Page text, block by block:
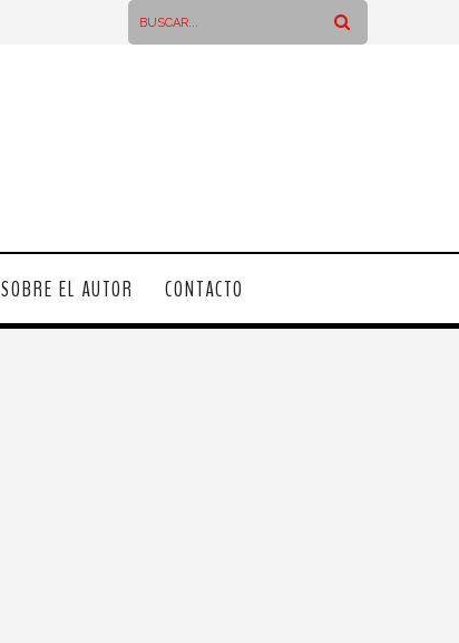
SOBRE EL AUTOR CONTACTO